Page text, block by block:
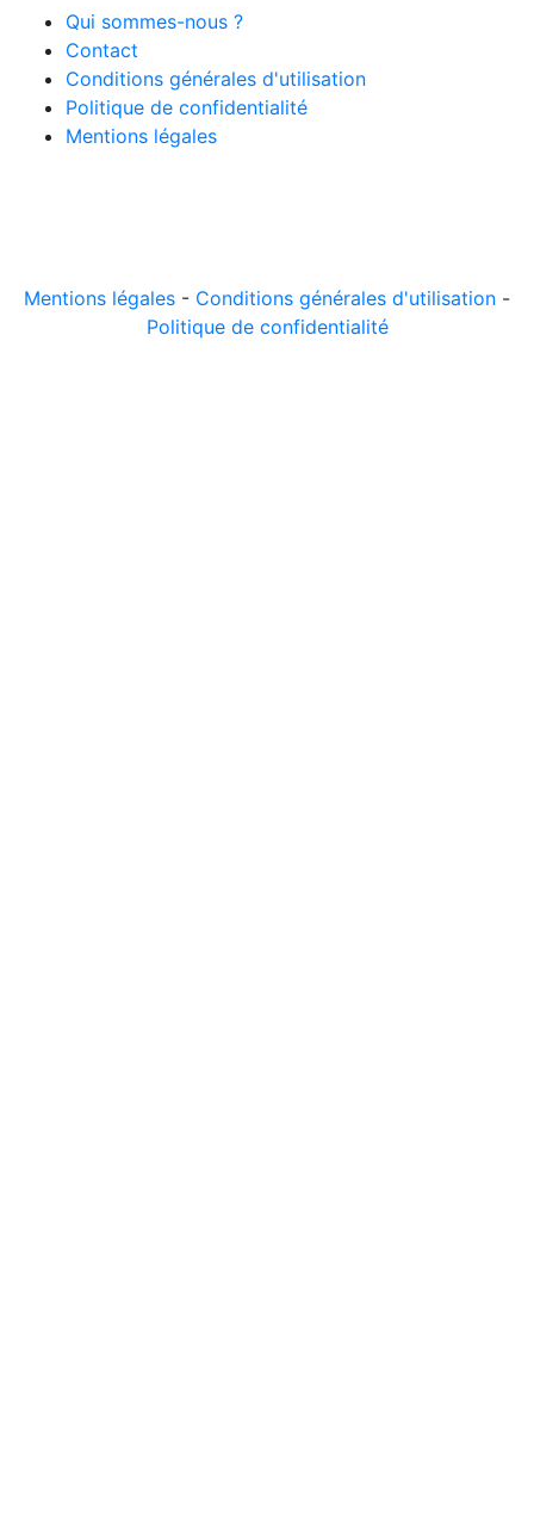
Qui sommes-nous ?
Contact
Conditions générales d'utilisation
Politique de confidentialité
Mentions légales
Mentions légales - Conditions générales d'utilisation -
Politique de confidentialité